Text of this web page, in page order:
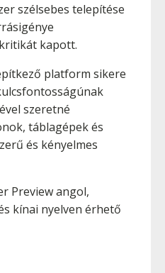
szélsebes telepítése
kapott.
platform sikere
szeretné
táblagépek és
és kényelmes
Preview angol,
kínai nyelven érhető